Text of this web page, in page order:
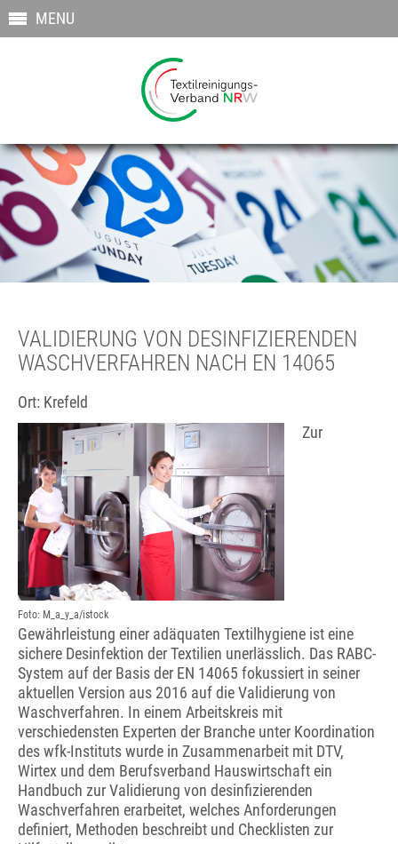
MENU
VALIDIERUNG VON DESINFIZIERENDEN
WASCHVERFAHREN NACH EN 14065
Ort: Krefeld
Foto: M_a_y_a/istock
Zur
Gewährleistung einer adäquaten Textilhygiene ist eine
sichere Desinfektion der Textilien unerlässlich. Das RABC-
System auf der Basis der EN 14065 fokussiert in seiner
aktuellen Version aus 2016 auf die Validierung von
Waschverfahren. In einem Arbeitskreis mit
verschiedensten Experten der Branche unter Koordination
des wfk-Instituts wurde in Zusammenarbeit mit DTV,
Wirtex und dem Berufsverband Hauswirtschaft ein
Handbuch zur Validierung von desinfizierenden
Waschverfahren erarbeitet, welches Anforderungen
definiert, Methoden beschreibt und Checklisten zur